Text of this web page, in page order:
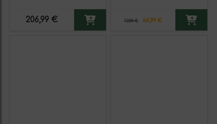
206,99 € 72,99 € 64,99 €